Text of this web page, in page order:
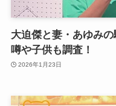
大迫傑と妻・あゆみ
噂や子供も調査！
2026年1月23日